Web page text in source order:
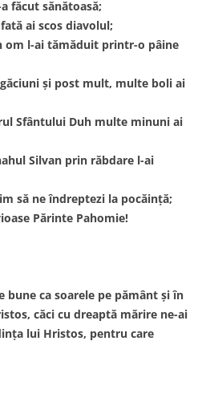
făcut sănătoasă;
ai scos diavolul;
om l-ai tămăduit printr-o pâine
şi post mult, multe boli ai
Sfântului Duh multe minuni ai
Silvan prin răbdare l-ai
să ne îndreptezi la pocăinţă;
Părinte Pahomie!
bune ca soarele pe pământ şi în
căci cu dreaptă mărire ne-ai
lui Hristos, pentru care